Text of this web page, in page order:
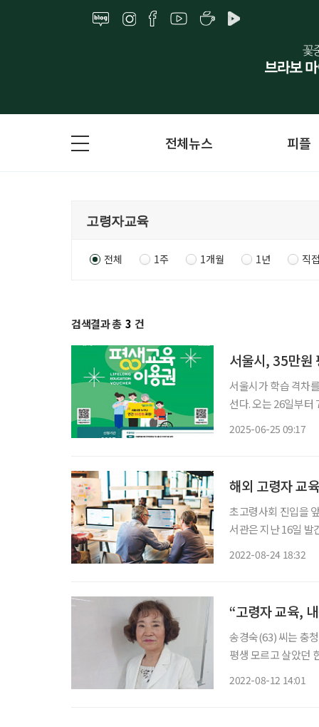
전체뉴스 피플
전체 1주 1개월 1년 직
검색결과 총 3 건
서울시, 35만원
서울시가 학습 격차
선다. 오는 26일부터
2025-06-25 09:17
해외 고령자 교
초고령사회 진입을
서관은 지난 16일 발
2022-08-24 18:32
“고령자 교육,
송경숙(63) 씨는 충
평생 모르고 살았던
2022-08-12 14:01